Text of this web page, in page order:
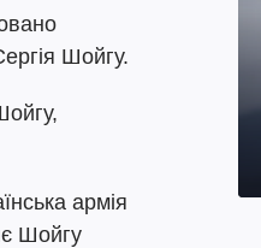
Шойгу.
армія
Шойгу